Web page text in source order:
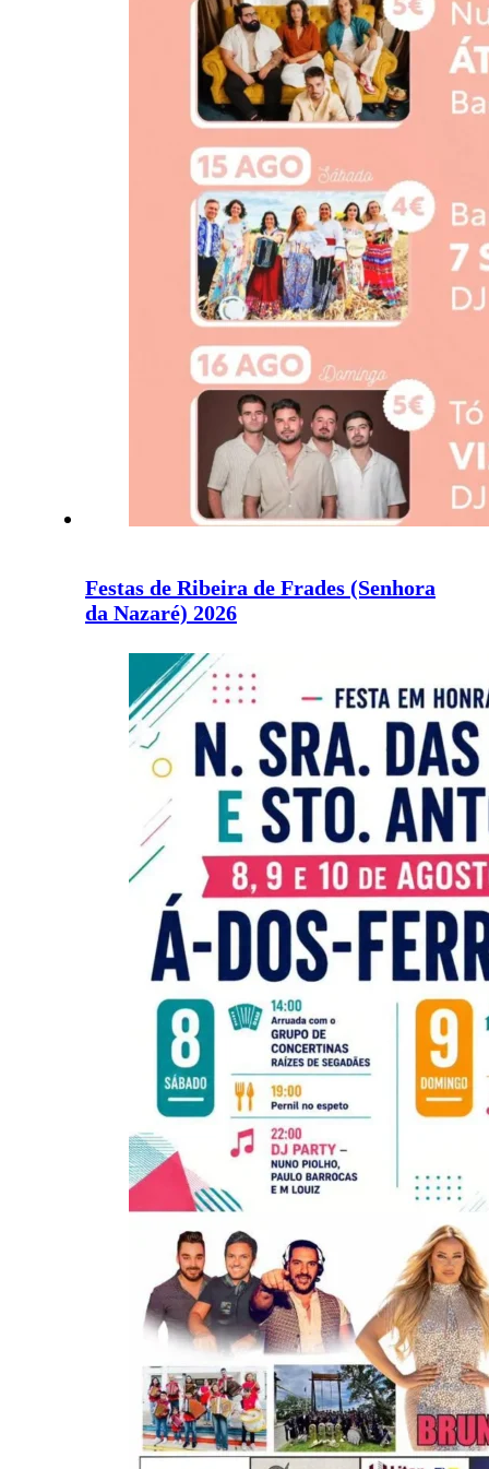
Festas de Ribeira de Frades (Senhora
da Nazaré) 2026